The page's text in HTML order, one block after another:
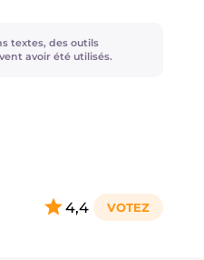
textes, des outils
avoir été utilisés.
4,4